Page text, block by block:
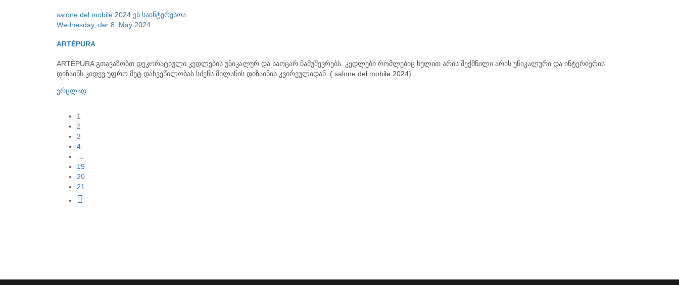
salone del mobile 2024 ეს საინტერესოა
Wednesday, der 8. May 2024
ARTÈPURA
ARTÈPURA გთავაზობთ დეკორატიული კედლების უნიკალურ და საოცარ ნამუშევრებს. კედლები რომლებიც ხელით არის შექმნილი არის უნიკალური და ინტერიერის
დიზაინს კიდევ უფრო მეტ დახვეწილობას სძენს მილანის დიზაინის კვირეულიდან ( salone del mobile 2024)
ვრცლად
1
2
3
4
19
20
21